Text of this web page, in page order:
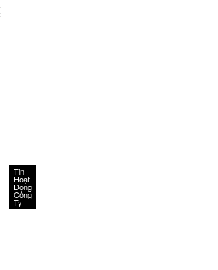
Tin
Hoạt
Động
Công
Ty